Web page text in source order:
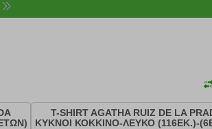
T-SHIRT AGATHA RUIZ DE LA
ΚΥΚΝΟΙ ΚΟΚΚΙΝΟ-ΛΕΥΚΟ (116ΕΚ.)-